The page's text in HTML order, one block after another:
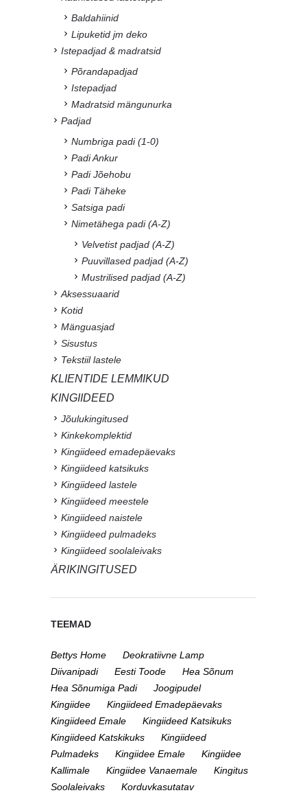
Baldahiinid
Lipuketid jm deko
Istepadjad & madratsid
Põrandapadjad
Istepadjad
Madratsid mängunurka
Padjad
Numbriga padi (1-0)
Padi Ankur
Padi Jõehobu
Padi Täheke
Satsiga padi
Nimetähega padi (A-Z)
Velvetist padjad (A-Z)
Puuvillased padjad (A-Z)
Mustrilised padjad (A-Z)
Aksessuaarid
Kotid
Mänguasjad
Sisustus
Tekstiil lastele
KLIENTIDE LEMMIKUD
KINGIIDEED
Jõulukingitused
Kinkekomplektid
Kingiideed emadepäevaks
Kingiideed katsikuks
Kingiideed lastele
Kingiideed meestele
Kingiideed naistele
Kingiideed pulmadeks
Kingiideed soolaleivaks
ÄRIKINGITUSED
TEEMAD
Bettys Home
Deokratiivne Lamp
Diivanipadi
Eesti Toode
Hea Sõnum
Hea Sõnumiga Padi
Joogipudel
Kingiidee
Kingiideed Emadepäevaks
Kingiideed Emale
Kingiideed Katsikuks
Kingiideed Katskikuks
Kingiideed
Pulmadeks
Kingiidee Emale
Kingiidee
Kallimale
Kingiidee Vanaemale
Kingitus
Soolaleivaks
Korduvkasutatav